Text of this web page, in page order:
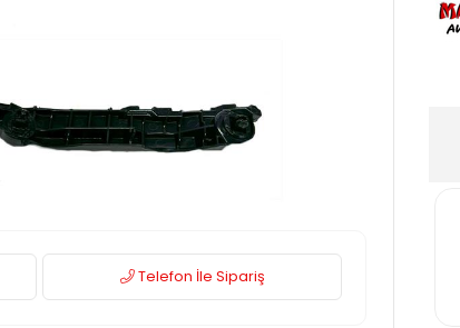
Telefon İle Sipariş